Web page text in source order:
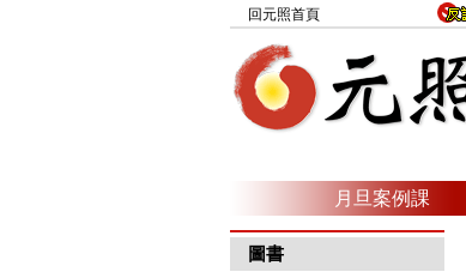
回元照首頁
月旦案例課
圖書